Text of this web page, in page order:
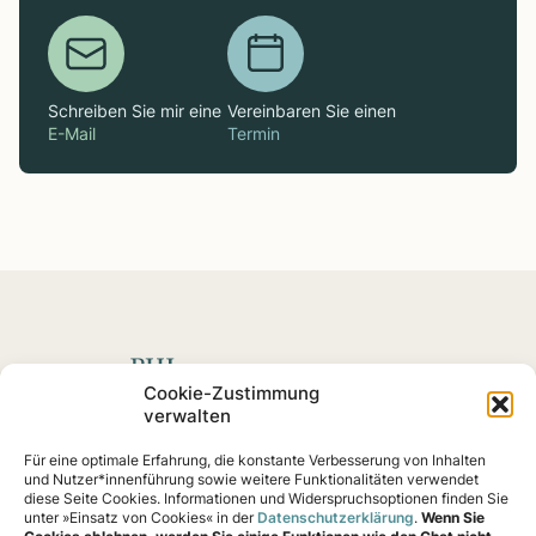
Cookie-Zustimmung
verwalten
Für eine optimale Erfahrung, die konstante Verbesserung von Inhalten
und Nutzer*innenführung sowie weitere Funktionalitäten verwendet
diese Seite Cookies. Informationen und Widerspruchsoptionen finden Sie
unter »Einsatz von Cookies« in derDatenschutzerklärung. Wenn Sie
Schreiben Sie mir eine
E-Mail
Vereinbaren Sie einen
Termin
nachweislich eine Wirkung erzielen – von Klimaschutz
bis Gemeinschaftshilfe.